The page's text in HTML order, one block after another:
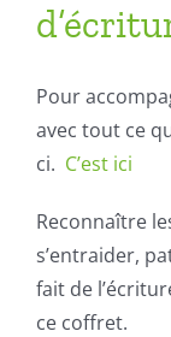
Pour
avec tout ce
ci. C’est ici
Reconnaître
s’entraider,
fait de
ce coffret.